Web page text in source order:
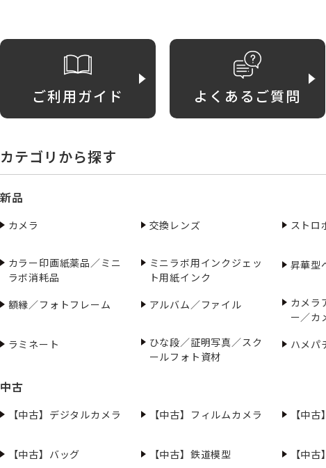
ご利用ガイド よくあるご質問
カテゴリから探す
新品
カメラ 交換レンズ ストロ
カラー印画紙薬品／ミニ
ラボ消耗品
ミニラボ用インクジェッ
ト用紙インク
昇華型
額縁／フォトフレーム
アルバム／ファイル
カメラ
ー／カ
ラミネート
ひな段／証明写真／スク
ールフォト資材
ハメパ
中古
【中古】デジタルカメラ 【中古】フィルムカメラ 【中
【中古】バッグ
【中古】鉄道模型 【中